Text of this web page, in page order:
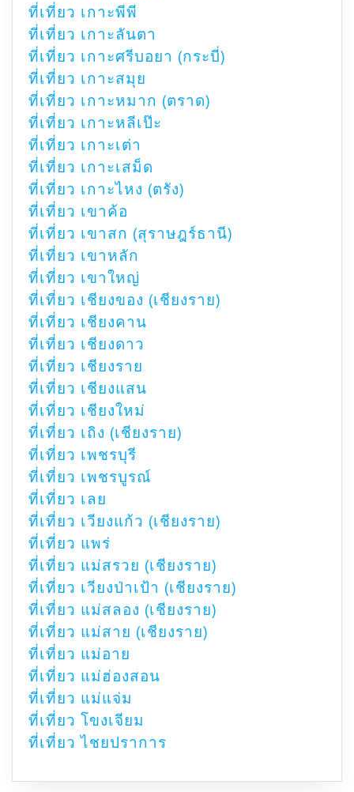
ที่เที่ยว เกาะพีพี
ที่เที่ยว เกาะลันตา
ที่เที่ยว เกาะศรีบอยา (กระบี่)
ที่เที่ยว เกาะสมุย
ที่เที่ยว เกาะหมาก (ตราด)
ที่เที่ยว เกาะหลีเป๊ะ
ที่เที่ยว เกาะเต่า
ที่เที่ยว เกาะเสม็ด
ที่เที่ยว เกาะไหง (ตรัง)
ที่เที่ยว เขาค้อ
ที่เที่ยว เขาสก (สุราษฎร์ธานี)
ที่เที่ยว เขาหลัก
ที่เที่ยว เขาใหญ่
ที่เที่ยว เชียงของ (เชียงราย)
ที่เที่ยว เชียงคาน
ที่เที่ยว เชียงดาว
ที่เที่ยว เชียงราย
ที่เที่ยว เชียงแสน
ที่เที่ยว เชียงใหม่
ที่เที่ยว เถิง (เชียงราย)
ที่เที่ยว เพชรบุรี
ที่เที่ยว เพชรบูรณ์
ที่เที่ยว เลย
ที่เที่ยว เวียงแก้ว (เชียงราย)
ที่เที่ยว แพร่
ที่เที่ยว แม่สรวย (เชียงราย)
ที่เที่ยว เวียงป่าเป้า (เชียงราย)
ที่เที่ยว แม่สลอง (เชียงราย)
ที่เที่ยว แม่สาย (เชียงราย)
ที่เที่ยว แม่อาย
ที่เที่ยว แม่ฮ่องสอน
ที่เที่ยว แม่แจ่ม
ที่เที่ยว โขงเจียม
ที่เที่ยว ไชยปราการ